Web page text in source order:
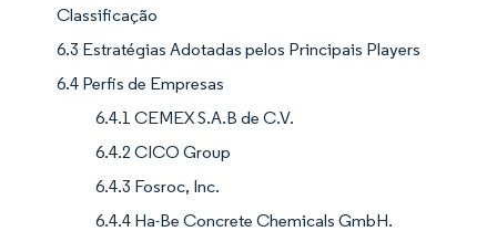
Classificação
6.3 Estratégias Adotadas pelos Principais Players
6.4 Perfis de Empresas
6.4.1 CEMEX S.A.B de C.V.
6.4.2 CICO Group
6.4.3 Fosroc, Inc.
6.4.4 Ha-Be Concrete Chemicals GmbH.